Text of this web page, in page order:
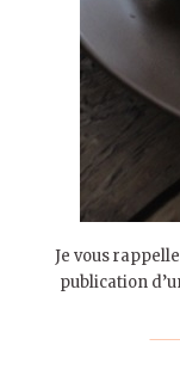
Je vous
publication